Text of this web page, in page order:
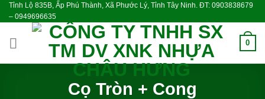
Skip
to
content
Tỉnh Lộ 835B, Ấp Phú Thành, Xã Phước Lý, Tỉnh Tây Ninh. ĐT: 0903838679
– 0949696635
0
Cọ Tròn + Cong